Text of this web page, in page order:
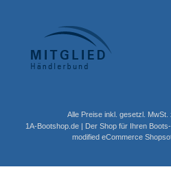
Alle Preise inkl. gesetzl. MwSt.
1A-Bootshop.de | Der Shop für Ihren
modified eCommerce